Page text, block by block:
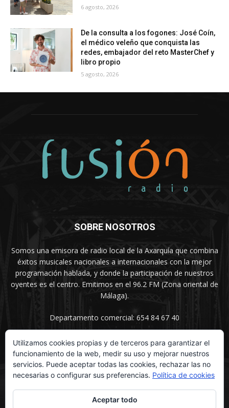
6 agosto, 2026
De la consulta a los fogones: José Coín,
el médico veleño que conquista las
redes, embajador del reto MasterChef y
libro propio
5 agosto, 2026
SOBRE NOSOTROS
Somos una emisora de radio local de la Axarquía que combina
éxitos musicales nacionales a internacionales con la mejor
programación hablada, y donde la participación de nuestros
oyentes es el centro. Emitimos en el 96.2 FM (Zona oriental de
Málaga).
Departamento comercial: 654 84 67 40
SÍGUENOS
Utilizamos cookies propias y de terceros para garantizar el
funcionamiento de la web, medir su uso y mejorar nuestros
servicios. Puede aceptar todas las cookies, rechazar las no
necesarias o configurar sus preferencias. Política de cookies
Aceptar todo